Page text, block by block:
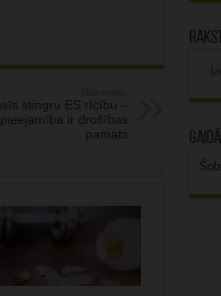
stingru ES rīcību –
ir drošības
pamats